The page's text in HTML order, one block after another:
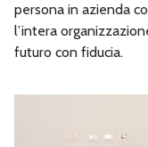
persona in azienda
l’intera
futuro con fiducia.